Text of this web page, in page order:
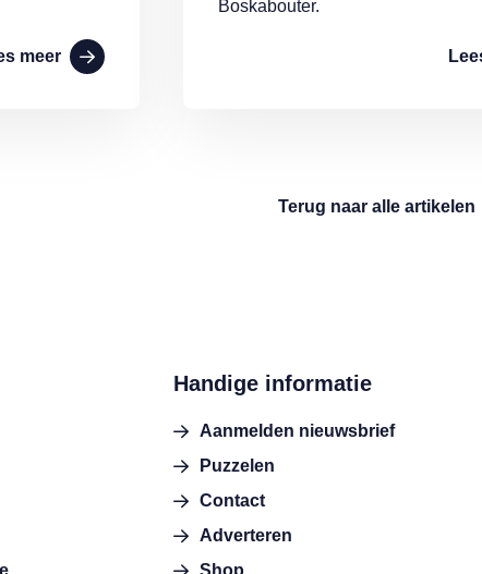
meer
Boskabouter.
Terug naar alle artikelen
Handige informatie
Aanmelden nieuwsbrief
Puzzelen
Contact
Adverteren
Shop